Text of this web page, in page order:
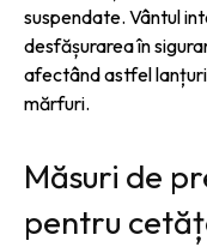
suspendate. Vântul
desfășurarea în
afectând astfel
mărfuri.
Măsuri de
pentru